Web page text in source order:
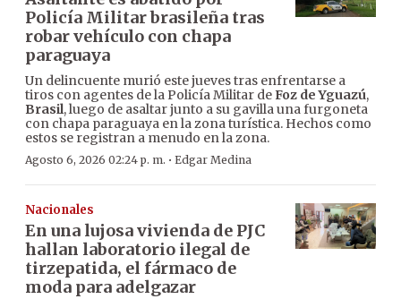
Policía Militar brasileña tras
robar vehículo con chapa
paraguaya
Un delincuente murió este jueves tras enfrentarse a
tiros con agentes de la Policía Militar deFoz de Yguazú,
Brasil, luego de asaltar junto a su gavilla una furgoneta
con chapa paraguaya en la zona turística. Hechos como
estos se registran a menudo en la zona.
Agosto 6, 2026 02:24 p. m. · Edgar Medina
Nacionales
En una lujosa vivienda de PJC
hallan laboratorio ilegal de
tirzepatida, el fármaco de
moda para adelgazar